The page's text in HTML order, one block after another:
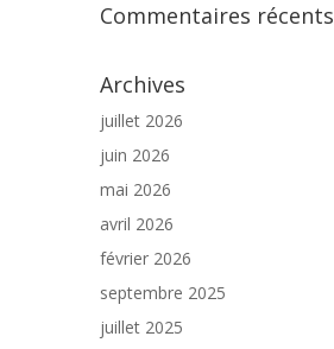
Commentaires récents
Archives
juillet 2026
juin 2026
mai 2026
avril 2026
février 2026
septembre 2025
juillet 2025